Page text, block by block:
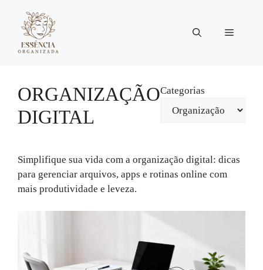
conteúdo
Menu
ORGANIZAÇÃO
DIGITAL
Categorias
Simplifique sua vida com a organização digital: dicas
para gerenciar arquivos, apps e rotinas online com
mais produtividade e leveza.